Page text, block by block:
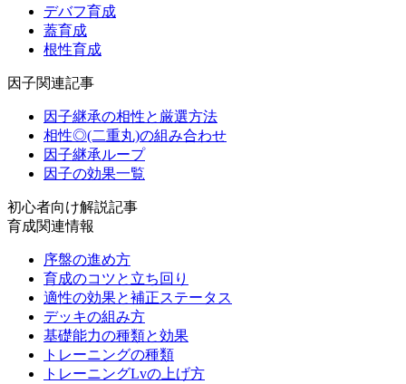
デバフ育成
蓋育成
根性育成
因子関連記事
因子継承の相性と厳選方法
相性◎(二重丸)の組み合わせ
因子継承ループ
因子の効果一覧
初心者向け解説記事
育成関連情報
序盤の進め方
育成のコツと立ち回り
適性の効果と補正ステータス
デッキの組み方
基礎能力の種類と効果
トレーニングの種類
トレーニングLvの上げ方